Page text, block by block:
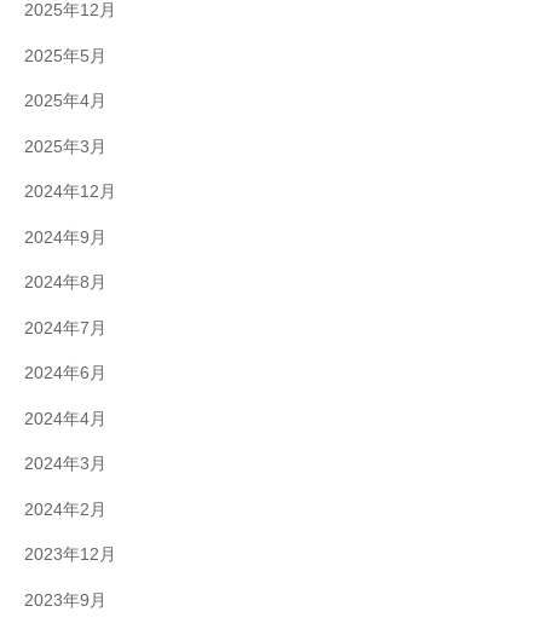
2025年12月
2025年5月
2025年4月
2025年3月
2024年12月
2024年9月
2024年8月
2024年7月
2024年6月
2024年4月
2024年3月
2024年2月
2023年12月
2023年9月